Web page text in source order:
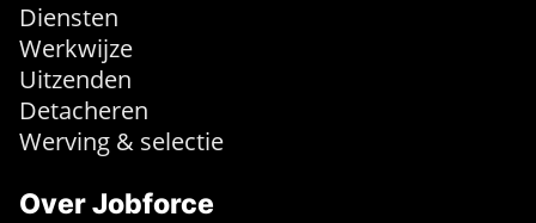
Diensten
Werkwijze
Uitzenden
Detacheren
Werving & selectie
Over Jobforce